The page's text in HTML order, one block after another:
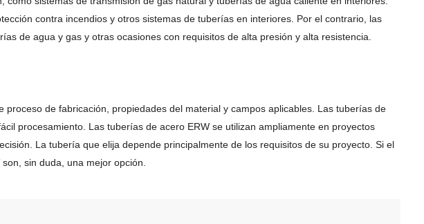
contra incendios y otros sistemas de tuberías en interiores. Por el contrario, las
de agua y gas y otras ocasiones con requisitos de alta presión y alta resistencia.
de fabricación, propiedades del material y campos aplicables. Las tuberías de
procesamiento. Las tuberías de acero ERW se utilizan ampliamente en proyectos
La tubería que elija depende principalmente de los requisitos de su proyecto. Si el
sin duda, una mejor opción.